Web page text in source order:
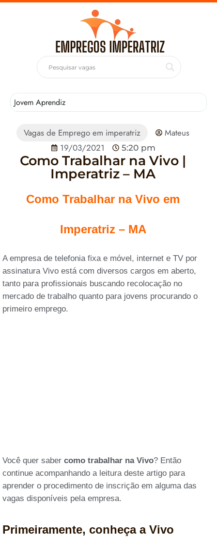
Jovem Aprendiz
Vagas de Emprego em imperatriz
Mateus
19/03/2021
5:20 pm
Como Trabalhar na Vivo |
Imperatriz – MA
Como Trabalhar na Vivo em
Imperatriz – MA
A empresa de telefonia fixa e móvel, internet e TV por
assinatura Vivo está com diversos cargos em aberto,
tanto para profissionais buscando recolocação no
mercado de trabalho quanto para jovens procurando o
primeiro emprego.
Você quer saber como trabalhar na Vivo? Então
continue acompanhando a leitura deste artigo para
aprender o procedimento de inscrição em alguma das
vagas disponíveis pela empresa.
Primeiramente, conheça a Vivo